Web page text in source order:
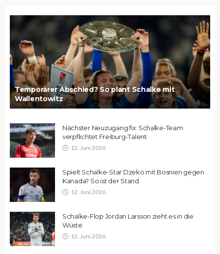
Temporärer Abschied? So plant Schalke mit
Wallentowitz
Nächster Neuzugang fix: Schalke-Team
verpflichtet Freiburg-Talent
12. Juni 2026
Spielt Schalke-Star Dzeko mit Bosnien gegen
Kanada? So ist der Stand
12. Juni 2026
Schalke-Flop Jordan Larsson zieht es in die
Wüste
12. Juni 2026